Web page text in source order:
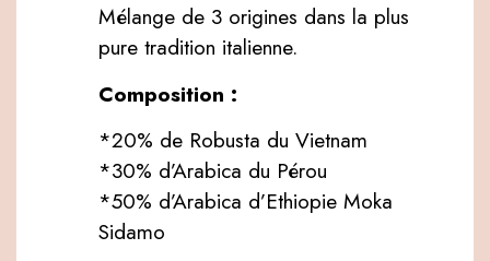
Mélange de 3 origines dans la plus
pure tradition italienne.
Composition :
*20% de Robusta du Vietnam
*30% d’Arabica du Pérou
*50% d’Arabica d’Ethiopie Moka
Sidamo